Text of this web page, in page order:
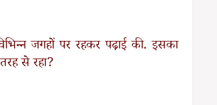
जगहों पर रहकर पढ़ाई की. इसका
से रहा?